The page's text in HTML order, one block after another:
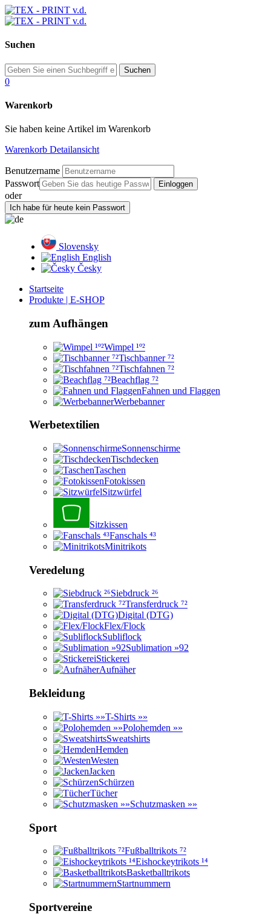
Suchen
0
Warenkorb
Sie haben keine Artikel im Warenkorb
Warenkorb Detailansicht
Benutzername
Passwort
oder
Slovensky
English
Česky
Startseite
Produkte | E-SHOP
zum Aufhängen
Wimpel ¹º²
Tischbanner ⁷²
Tischfahnen ⁷²
Beachflag ⁷²
Fahnen und Flaggen
Werbebanner
Werbetextilien
Sonnenschirme
Tischdecken
Taschen
Fotokissen
Sitzwürfel
Sitzkissen
Fanschals ⁴³
Minitrikots
Veredelung
Siebdruck ²⁶
Transferdruck ⁷²
Digital (DTG)
Flex/Flock
Subliflock
Sublimation »92
Stickerei
Aufnäher
Bekleidung
T-Shirts »»
Polohemden »»
Sweatshirts
Hemden
Westen
Jacken
Schürzen
Tücher
Schutzmasken »»
Sport
Fußballtrikots ⁷²
Eishockeytrikots ¹⁴
Basketballtrikots
Startnummern
Sportvereine